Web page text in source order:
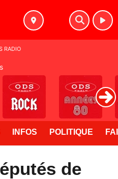
INFOS POLITIQUE
de
RADIO